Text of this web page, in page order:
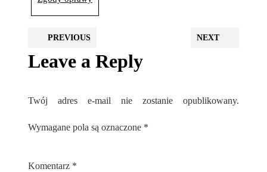
PREVIOUS NEXT
Leave a Reply
Twój adres e-mail nie zostanie opublikowany.
Wymagane pola są oznaczone *
Komentarz *